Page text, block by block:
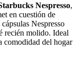
Nespresso,
en cuestión de
Nespresso
recién molido. Ideal
comodidad del hogar